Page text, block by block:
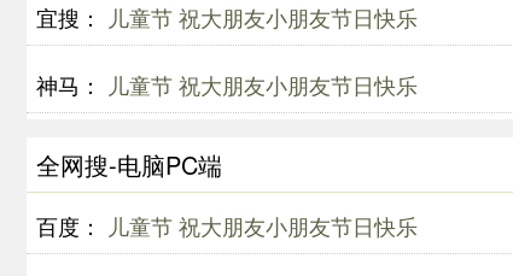
宜搜： 儿童节 祝大朋友小朋友节日快乐
神马： 儿童节 祝大朋友小朋友节日快乐
全网搜-电脑PC端
百度： 儿童节 祝大朋友小朋友节日快乐